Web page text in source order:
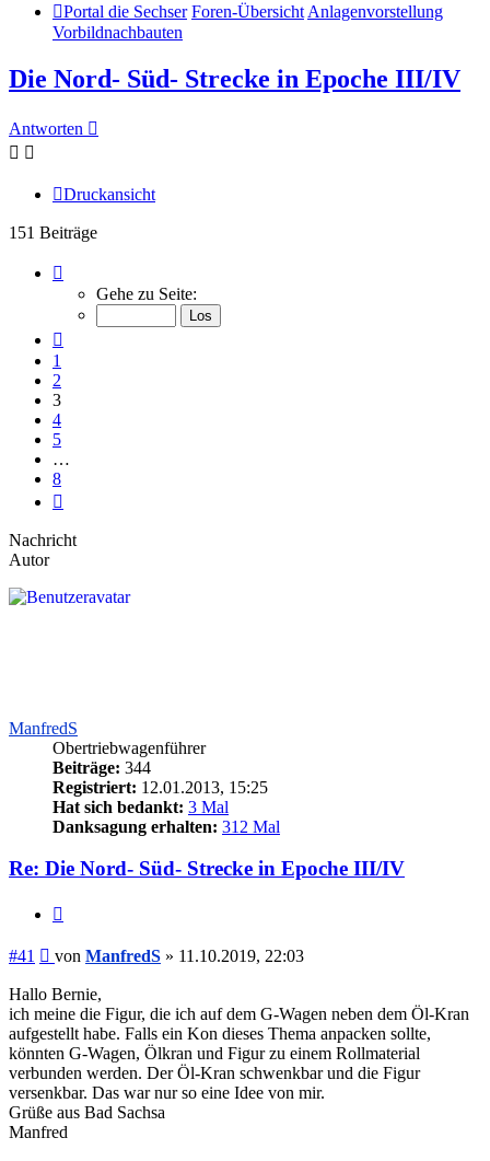
Portal die Sechser Foren-Übersicht Anlagenvorstellung
Vorbildnachbauten
Die Nord- Süd- Strecke in Epoche III/IV
Antworten
Druckansicht
151 Beiträge
von
Gehe zu Seite:
1
2
3
4
5
…
8
Nachricht
Autor
ManfredS
Obertriebwagenführer
Beiträge: 344
Registriert: 12.01.2013, 15:25
Hat sich bedankt: 3 Mal
Danksagung erhalten: 312 Mal
Re: Die Nord- Süd- Strecke in Epoche III/IV
#41 Beitrag
von ManfredS » 11.10.2019, 22:03
Hallo Bernie,
ich meine die Figur, die ich auf dem G-Wagen neben dem Öl-Kran
aufgestellt habe. Falls ein Kon dieses Thema anpacken sollte,
könnten G-Wagen, Ölkran und Figur zu einem Rollmaterial
verbunden werden. Der Öl-Kran schwenkbar und die Figur
versenkbar. Das war nur so eine Idee von mir.
Grüße aus Bad Sachsa
Manfred